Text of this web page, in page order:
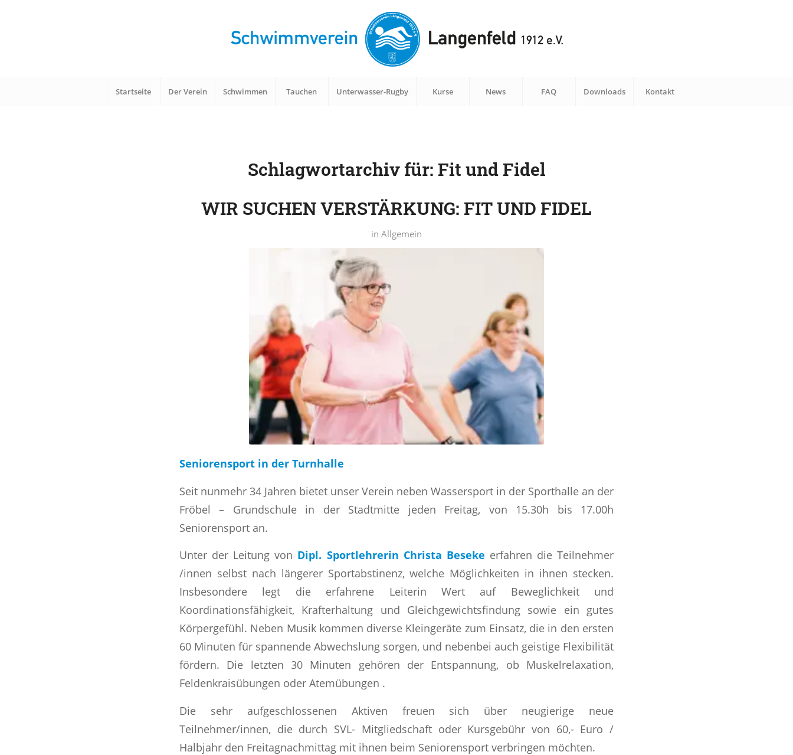
Startseite Der Verein Schwimmen Tauchen Unterwasser-Rugby Kurse News FAQ Downloads Kontakt
Schlagwortarchiv für: Fit und Fidel
WIR SUCHEN VERSTÄRKUNG: FIT UND FIDEL
in Allgemein
Seniorensport in der Turnhalle
Seit nunmehr 34 Jahren bietet unser Verein neben Wassersport in der Sporthalle an der
Fröbel – Grundschule in der Stadtmitte jeden Freitag, von 15.30h bis 17.00h
Seniorensport an.
Unter der Leitung von Dipl. Sportlehrerin Christa Beseke erfahren die Teilnehmer
/innen selbst nach längerer Sportabstinenz, welche Möglichkeiten in ihnen stecken.
Insbesondere legt die erfahrene Leiterin Wert auf Beweglichkeit und
Koordinationsfähigkeit, Krafterhaltung und Gleichgewichtsfindung sowie ein gutes
Körpergefühl. Neben Musik kommen diverse Kleingeräte zum Einsatz, die in den ersten
60 Minuten für spannende Abwechslung sorgen, und nebenbei auch geistige Flexibilität
fördern. Die letzten 30 Minuten gehören der Entspannung, ob Muskelrelaxation,
Feldenkraisübungen oder Atemübungen .
Die sehr aufgeschlossenen Aktiven freuen sich über neugierige neue
Teilnehmer/innen, die durch SVL- Mitgliedschaft oder Kursgebühr von 60,- Euro /
Halbjahr den Freitagnachmittag mit ihnen beim Seniorensport verbringen möchten.